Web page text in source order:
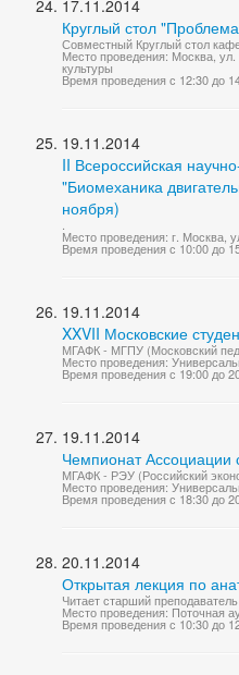
17.11.2014
Круглый стол
Совместный Круглый стол
Место проведения: Москва,
культуры
Время проведения с 12:30 до
19.11.2014
II Всероссийская
"Биомеханика
ноября)
Место проведения: г.
Время проведения с 10:00 до
19.11.2014
XXVII Московские
МГАФК - МГПУ (Московский
Место проведения:
Время проведения с 19:00 до
19.11.2014
Чемпионат Ассоциации
МГАФК - РЭУ (Российский
Место проведения:
Время проведения с 18:30 до
20.11.2014
Открытая лекция по
Читает старший
Место проведения: Поточная
Время проведения с 10:30 до